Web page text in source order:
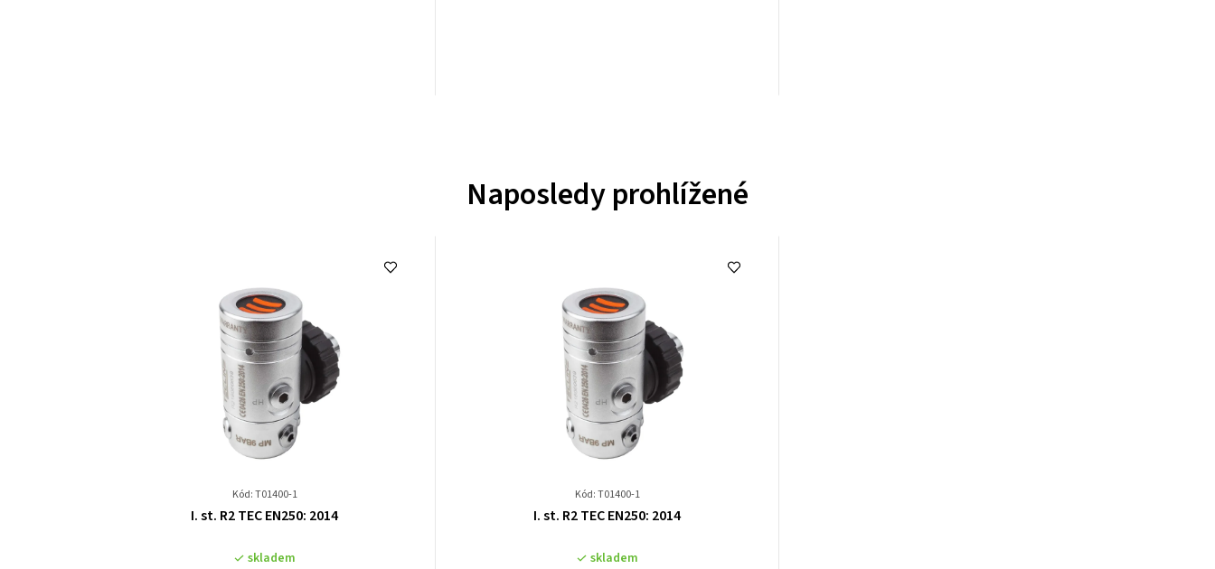
Naposledy prohlížené
Kód: T01400-1
Průměrné
produktu
I. st. R2 TEC EN250: 2014
skladem
Kód: T01400-1
Průměrné
produktu
I. st. R2 TEC EN250: 2014
skladem